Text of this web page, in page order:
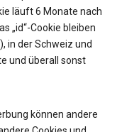
läuft 6 Monate nach
„id“-Cookie bleiben
in der Schweiz und
und überall sonst
können andere